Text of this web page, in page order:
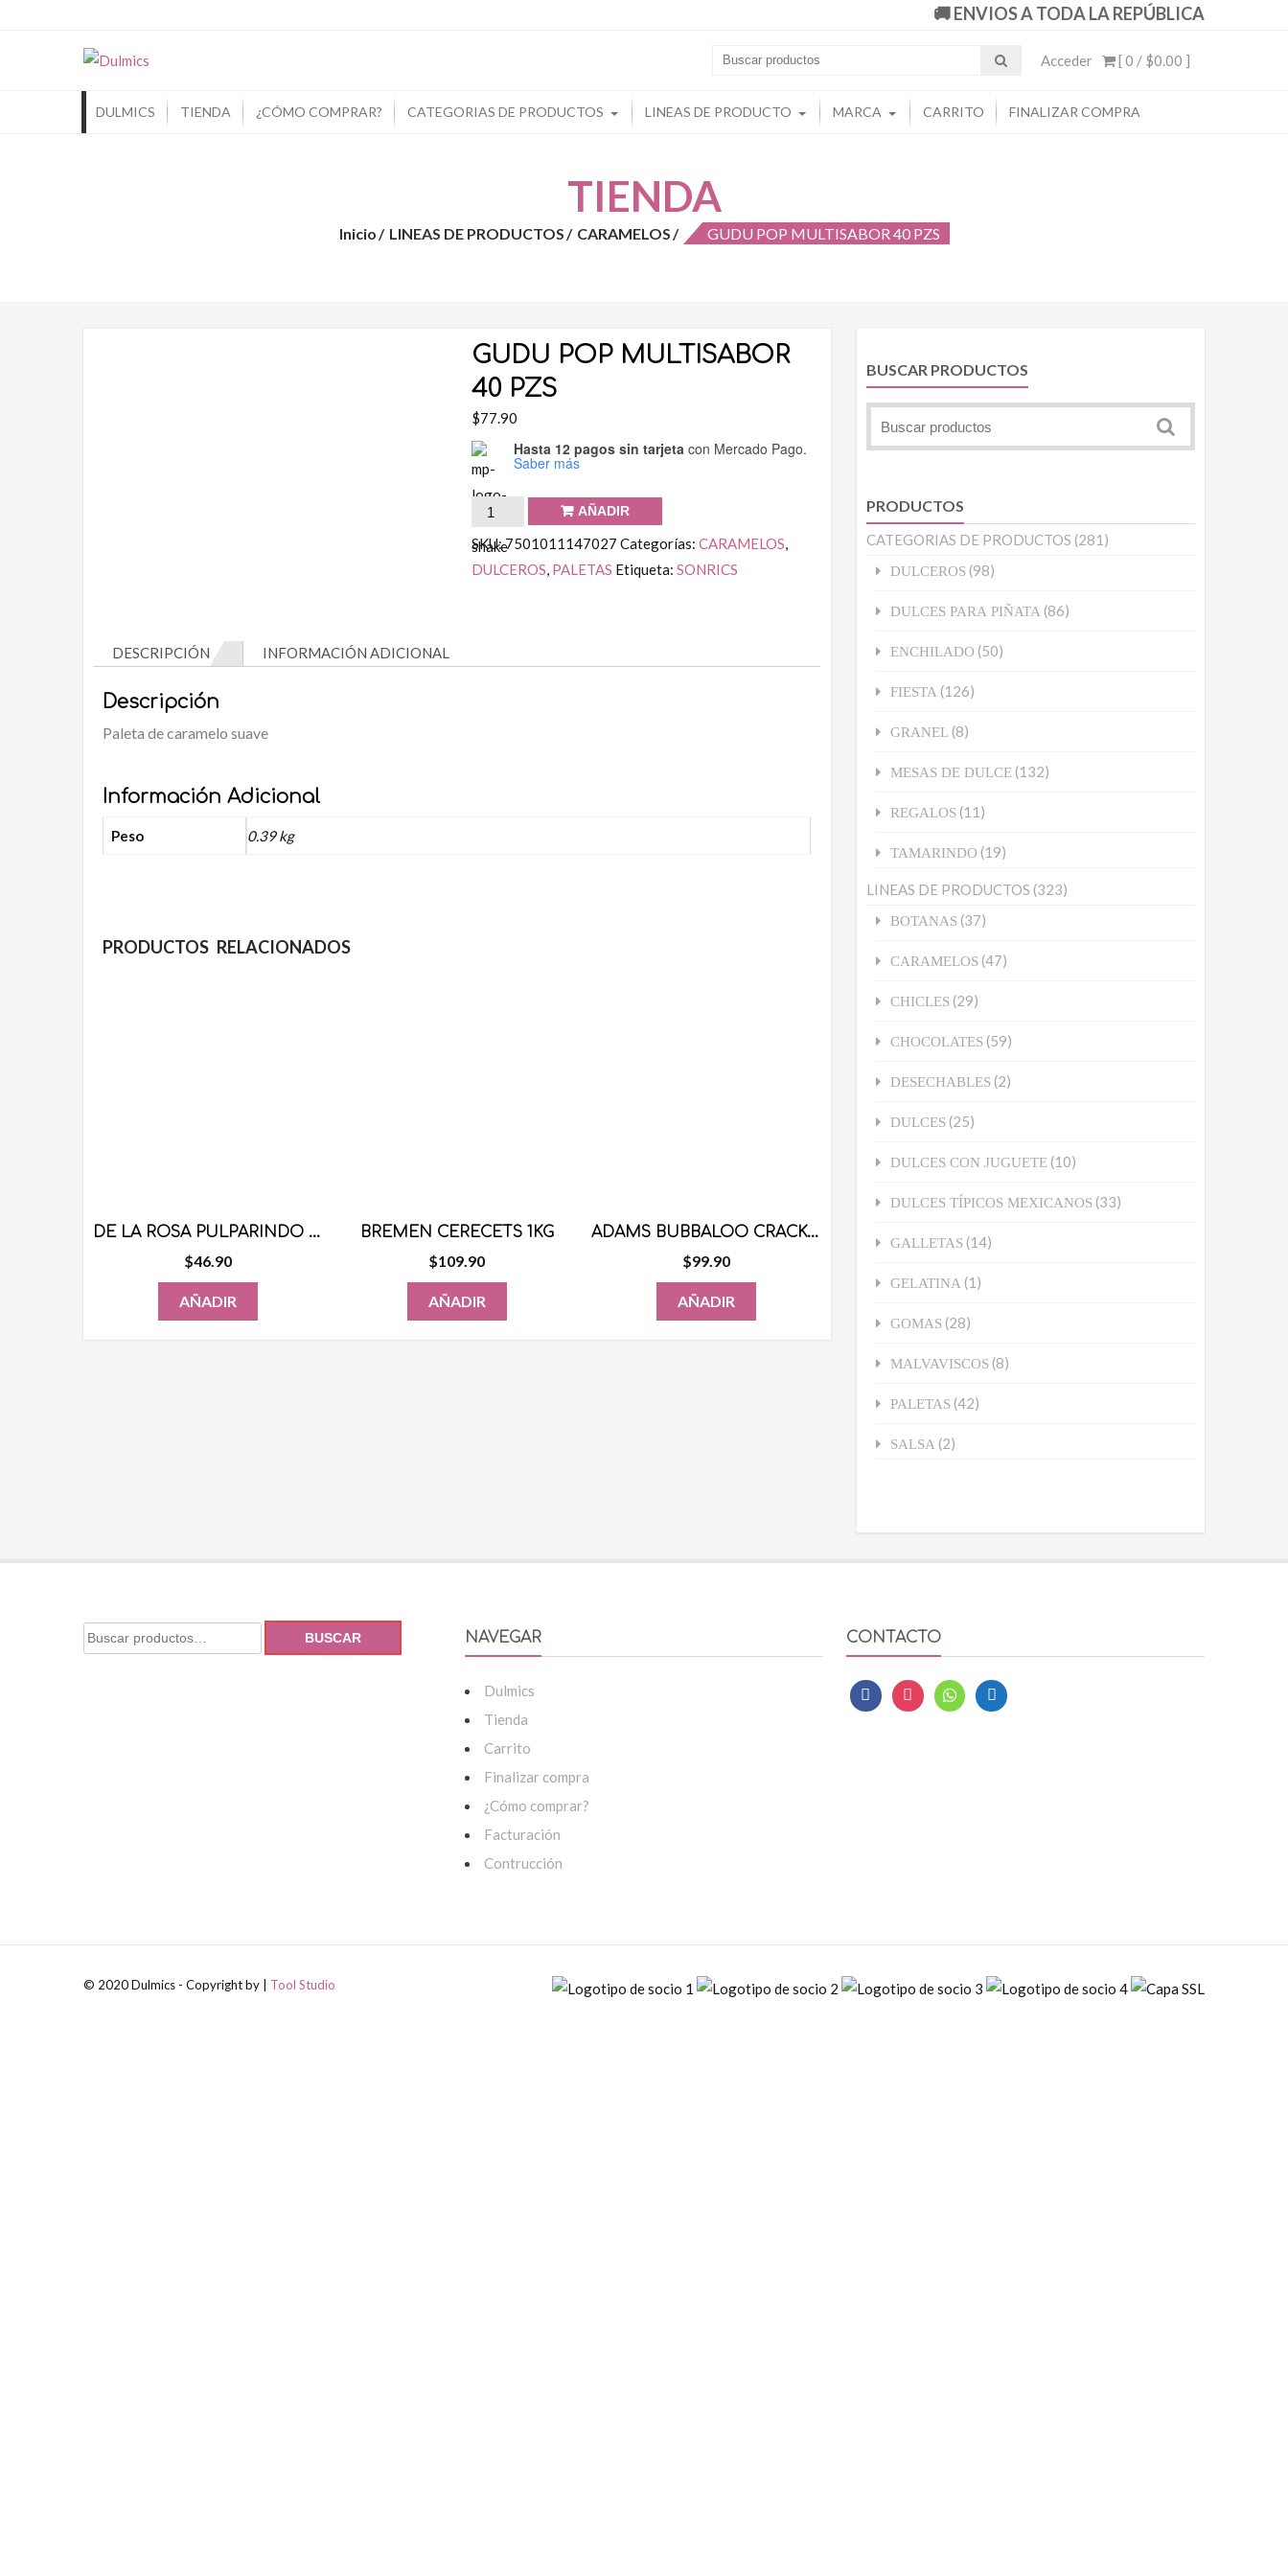
🚚 ENVIOS A TODA LA REPÚBLICA
[ 0 / $0.00 ]
Acceder
DULMICS TIENDA ¿CÓMO COMPRAR? CATEGORIAS DE PRODUCTOS LINEAS DE PRODUCTO MARCA CARRITO FINALIZAR COMPRA
TIENDA
Inicio LINEAS DE PRODUCTOS CARAMELOS GUDU POP MULTISABOR 40 PZS
GUDU POP MULTISABOR
40 PZS
$77.90
Hasta 12 pagos sin tarjeta con Mercado Pago.
Saber más
AÑADIR
SKU:7501011147027 Categorías:CARAMELOS,
DULCEROS, PALETAS Etiqueta:SONRICS
DESCRIPCIÓN INFORMACIÓN ADICIONAL
Descripción
Paleta de caramelo suave
Información Adicional
Peso 0.39 kg
PRODUCTOS RELACIONADOS
DE LA ROSA PULPARINDO CARAMELOS RELLENOS 70 PZS
$46.90
AÑADIR
BREMEN CERECETS 1KG
$109.90
AÑADIR
ADAMS BUBBALOO CRACK-UPS 24 GRS 18 PZS
$99.90
AÑADIR
BUSCAR PRODUCTOS
PRODUCTOS
CATEGORIAS DE PRODUCTOS (281)
DULCEROS (98)
DULCES PARA PIÑATA (86)
ENCHILADO (50)
FIESTA (126)
GRANEL (8)
MESAS DE DULCE (132)
REGALOS (11)
TAMARINDO (19)
LINEAS DE PRODUCTOS (323)
BOTANAS (37)
CARAMELOS (47)
CHICLES (29)
CHOCOLATES (59)
DESECHABLES (2)
DULCES (25)
DULCES CON JUGUETE (10)
DULCES TÍPICOS MEXICANOS (33)
GALLETAS (14)
GELATINA (1)
GOMAS (28)
MALVAVISCOS (8)
PALETAS (42)
SALSA (2)
BUSCAR NAVEGAR
Dulmics
Tienda
Carrito
Finalizar compra
¿Cómo comprar?
Facturación
Contrucción
CONTACTO
© 2020 Dulmics - Copyright by | Tool Studio